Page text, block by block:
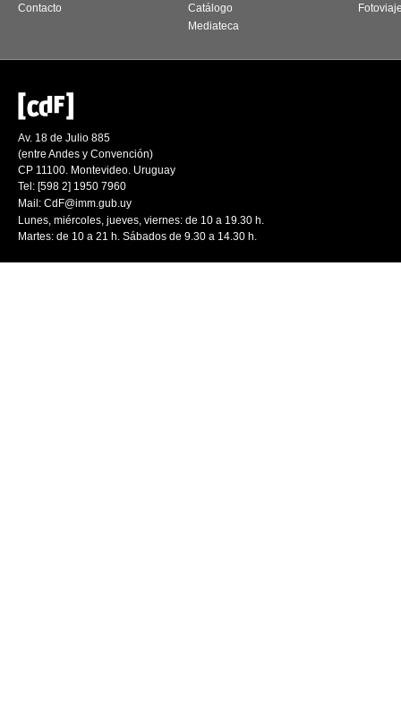
Contacto
Catálogo
Mediateca
Av. 18 de Julio 885
(entre Andes y Convención)
CP 11100. Montevideo. Uruguay
Tel: [598 2] 1950 7960
Mail: CdF@imm.gub.uy
Lunes, miércoles, jueves, viernes: de 10 a 19.30 h.
Martes: de 10 a 21 h. Sábados de 9.30 a 14.30 h.